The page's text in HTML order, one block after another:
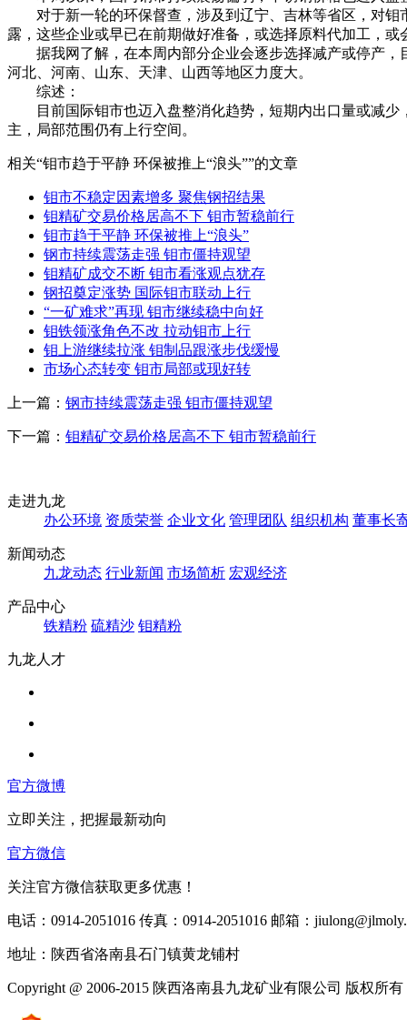
对于新一轮的环保督查，涉及到辽宁、吉林等省区，对钼
露，这些企业或早已在前期做好准备，或选择原料代加工，
据我网了解，在本周内部分企业会逐步选择减产或停产，
河北、河南、山东、天津、山西等地区力度大。
综述：
目前国际钼市也迈入盘整消化趋势，短期内出口量或减少
主，局部范围仍有上行空间。
相关“钼市趋于平静 环保被推上“浪头””的文章
钼市不稳定因素增多 聚焦钢招结果
钼精矿交易价格居高不下 钼市暂稳前行
钼市趋于平静 环保被推上“浪头”
钢市持续震荡走强 钼市僵持观望
钼精矿成交不断 钼市看涨观点犹存
钢招奠定涨势 国际钼市联动上行
“一矿难求”再现 钼市继续稳中向好
钼铁领涨角色不改 拉动钼市上行
钼上游继续拉涨 钼制品跟涨步伐缓慢
市场心态转变 钼市局部或现好转
上一篇： 钢市持续震荡走强 钼市僵持观望
下一篇： 钼精矿交易价格居高不下 钼市暂稳前行
走进九龙
办公环境 资质荣誉 企业文化 管理团队 组织机构 董事长
新闻动态
九龙动态 行业新闻 市场简析 宏观经济
产品中心
铁精粉 硫精沙 钼精粉
九龙人才
官方微博
立即关注，把握最新动向
官方微信
关注官方微信获取更多优惠！
电话：0914-2051016 传真：0914-2051016 邮箱：
地址：陕西省洛南县石门镇黄龙铺村
Copyright @ 2006-2015 陕西洛南县九龙矿业有限公司 版权所有